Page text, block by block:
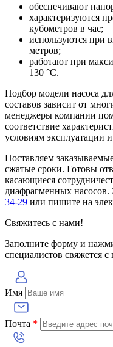
обеспечивают
характеризуются
кубометров в час;
используются при
метров;
работают при
130 °C.
Подбор модели насоса
составов зависит от
менеджеры компании
соответствие
условиям эксплуатации
Поставляем
сжатые сроки. Готовы
касающиеся
диафрагменных насосов.
34-29 или пишите на
Свяжитесь с нами!
Заполните форму и
специалистов свяжется
Имя
Почта *